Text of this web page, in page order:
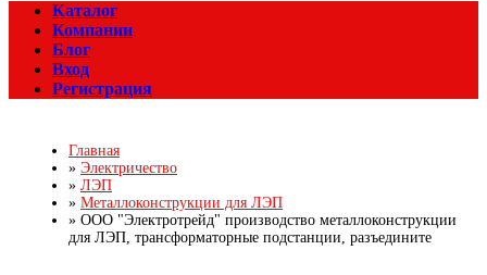
Каталог
Компании
Блог
Вход
Регистрация
Главная
» Электричество
» ЛЭП
» Металлоконструкции для ЛЭП
» ООО "Электротрейд" производство металлоконструкции
для ЛЭП, трансформаторные подстанции, разъедините